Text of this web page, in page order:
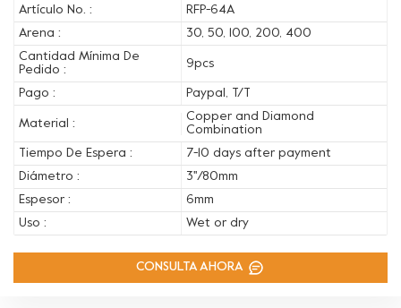
Artículo No. :
RFP-64A
Arena :
30, 50, 100, 200, 400
Cantidad Mínima De
Pedido :
9pcs
Pago : Paypal, T/T
Material :
Copper and Diamond
Combination
Tiempo De Espera :
7-10 days after payment
Diámetro :
3''/80mm
Espesor :
6mm
Uso :
Wet or dry
CONSULTA AHORA